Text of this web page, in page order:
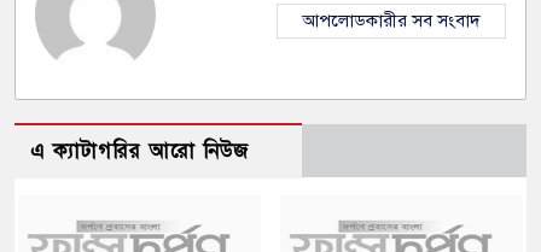
আপলোডকারীর সব সংবাদ
এ ক্যাটাগরির আরো নিউজ